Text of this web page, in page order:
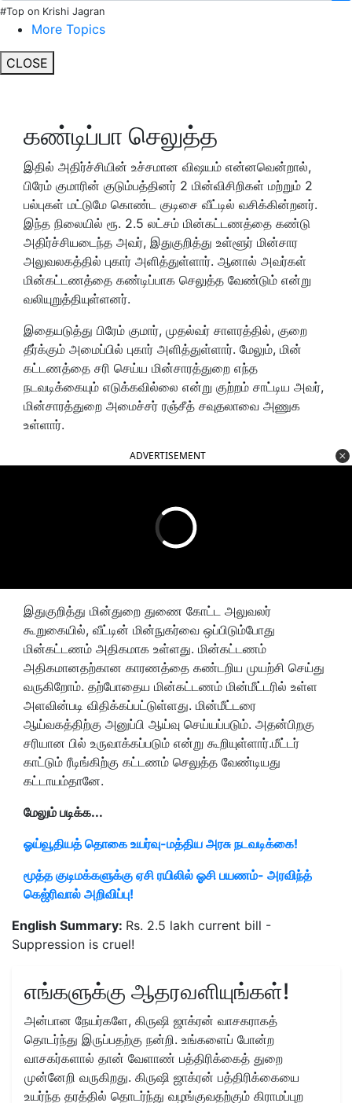
#Top on Krishi Jagran
More Topics
CLOSE
கண்டிப்பா செலுத்த
இதில் அதிர்ச்சியின் உச்சமான விஷயம் என்னவென்றால்,
பிரேம் குமாரின் குடும்பத்தினர் 2 மின்விசிறிகள் மற்றும் 2
பல்புகள் மட்டுமே கொண்ட குடிசை வீட்டில் வசிக்கின்றனர்.
இந்த நிலையில் ரூ. 2.5 லட்சம் மின்கட்டணத்தை கண்டு
அதிர்ச்சியடைந்த அவர், இதுகுறித்து உள்ளூர் மின்சார
அலுவலகத்தில் புகார் அளித்துள்ளார். ஆனால் அவர்கள்
மின்கட்டணத்தை கண்டிப்பாக செலுத்த வேண்டும் என்று
வலியுறுத்தியுள்ளனர்.
இதையடுத்து பிரேம் குமார், முதல்வர் சாளரத்தில், குறை
தீர்க்கும் அமைப்பில் புகார் அளித்துள்ளார். மேலும், மின்
கட்டணத்தை சரி செய்ய மின்சாரத்துறை எந்த
நடவடிக்கையும் எடுக்கவில்லை என்று குற்றம் சாட்டிய அவர்,
மின்சாரத்துறை அமைச்சர் ரஞ்சீத் சவுதலாவை அணுக
உள்ளார்.
ADVERTISEMENT
இதுகுறித்து மின்துறை துணை கோட்ட அலுவலர்
கூறுகையில், வீட்டின் மின்நுகர்வை ஒப்பிடும்போது
மின்கட்டணம் அதிகமாக உள்ளது. மின்கட்டணம்
அதிகமானதற்கான காரணத்தை கண்டறிய முயற்சி செய்து
வருகிறோம். தற்போதைய மின்கட்டணம் மின்மீட்டரில் உள்ள
அளவின்படி விதிக்கப்பட்டுள்ளது. மின்மீட்டரை
ஆய்வகத்திற்கு அனுப்பி ஆய்வு செய்யப்படும். அதன்பிறகு
சரியான பில் உருவாக்கப்படும் என்று கூறியுள்ளார்.மீட்டர்
காட்டும் ரீடிங்கிற்கு கட்டணம் செலுத்த வேண்டியது
கட்டாயம்தானே.
மேலும் படிக்க...
ஓய்வூதியத் தொகை உயர்வு-மத்திய அரசு நடவடிக்கை!
மூத்த குடிமக்களுக்கு ஏசி ரயிலில் ஓசி பயணம்- அரவிந்த்
கெஜ்ரிவால் அறிவிப்பு!
English Summary: Rs. 2.5 lakh current bill -
Suppression is cruel!
எங்களுக்கு ஆதரவளியுங்கள்!
அன்பான நேயர்களே, கிருஷி ஜாக்ரன் வாசகராகத்
தொடர்ந்து இருப்பதற்கு நன்றி. உங்களைப் போன்ற
வாசகர்களால் தான் வேளாண் பத்திரிக்கைத் துறை
முன்னேறி வருகிறது. கிருஷி ஜாக்ரன் பத்திரிக்கையை
உயர்ந்த தரத்தில் தொடர்ந்து வழங்குவதற்கும் கிராமப்புற